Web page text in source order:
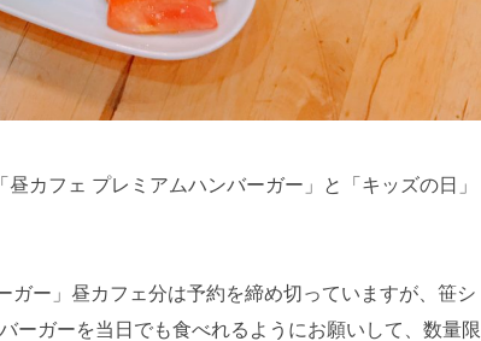
カフェ プレミアムハンバーガー」と「キッズの日」
ガー」昼カフェ分は予約を締め切っていますが、笹シ
ーガーを当日でも食べれるようにお願いして、数量限